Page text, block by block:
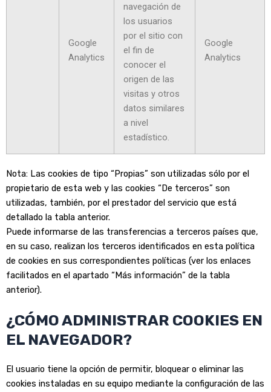
Google
Analytics
navegación de
los usuarios
por el sitio con
el fin de
conocer el
origen de las
visitas y otros
datos similares
a nivel
estadístico.
Google
Analytics
Nota: Las cookies de tipo “Propias” son utilizadas sólo por el
propietario de esta web y las cookies “De terceros” son
utilizadas, también, por el prestador del servicio que está
detallado la tabla anterior.
Puede informarse de las transferencias a terceros países que,
en su caso, realizan los terceros identificados en esta política
de cookies en sus correspondientes políticas (ver los enlaces
facilitados en el apartado “Más información” de la tabla
anterior).
¿CÓMO ADMINISTRAR COOKIES EN
EL NAVEGADOR?
El usuario tiene la opción de permitir, bloquear o eliminar las
cookies instaladas en su equipo mediante la configuración de las